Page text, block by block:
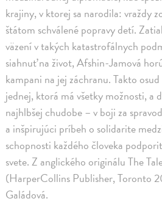
krajiny, v ktorej sa narodila: vraždy
štátom schválené popravy detí.
väzení v takých katastrofálnych
siahnuť na život, Afshin-Jamová
kampani na jej záchranu. Takto
jednej, ktorá má všetky možnosti, a
najhlbšej chudobe – v boji za
a inšpirujúci príbeh o solidarite
schopnosti každého človeka
svete. Z anglického originálu The
(HarperCollins Publisher, Toronto
Galádová.